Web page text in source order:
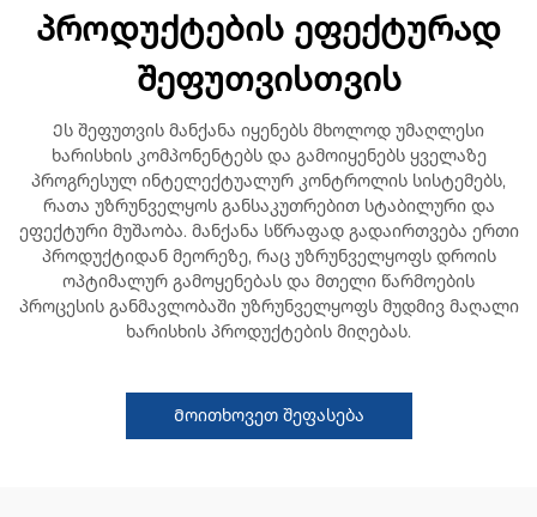
პროდუქტების ეფექტურად
შეფუთვისთვის
Ეს შეფუთვის მანქანა იყენებს მხოლოდ უმაღლესი
ხარისხის კომპონენტებს და გამოიყენებს ყველაზე
პროგრესულ ინტელექტუალურ კონტროლის სისტემებს,
რათა უზრუნველყოს განსაკუთრებით სტაბილური და
ეფექტური მუშაობა. მანქანა სწრაფად გადაირთვება ერთი
პროდუქტიდან მეორეზე, რაც უზრუნველყოფს დროის
ოპტიმალურ გამოყენებას და მთელი წარმოების
პროცესის განმავლობაში უზრუნველყოფს მუდმივ მაღალი
ხარისხის პროდუქტების მიღებას.
Მოითხოვეთ შეფასება